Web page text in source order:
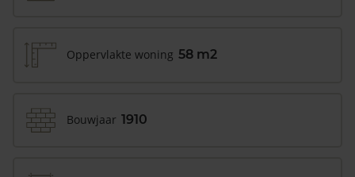
Oppervlakte woning 58 m2
Bouwjaar 1910